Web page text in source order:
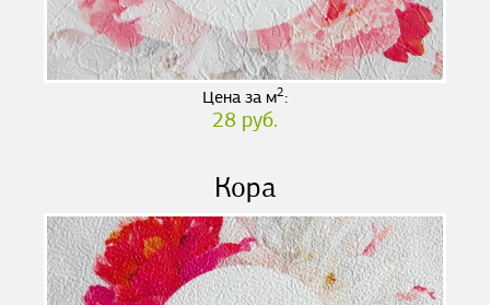
Цена за м2:
28 руб.
Кора